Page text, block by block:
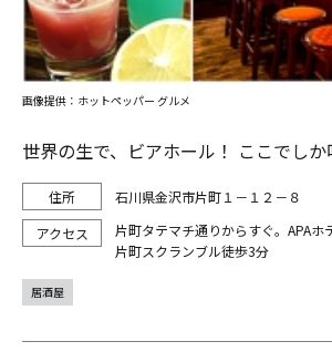
世界の生で、ビアホール！ ここでし
石川県金沢市片町１－１２－８
片町タテマチ通りからすぐ。APAホ
片町スクランブル徒歩3分
画像提供：ホットペッパー グルメ
居酒屋